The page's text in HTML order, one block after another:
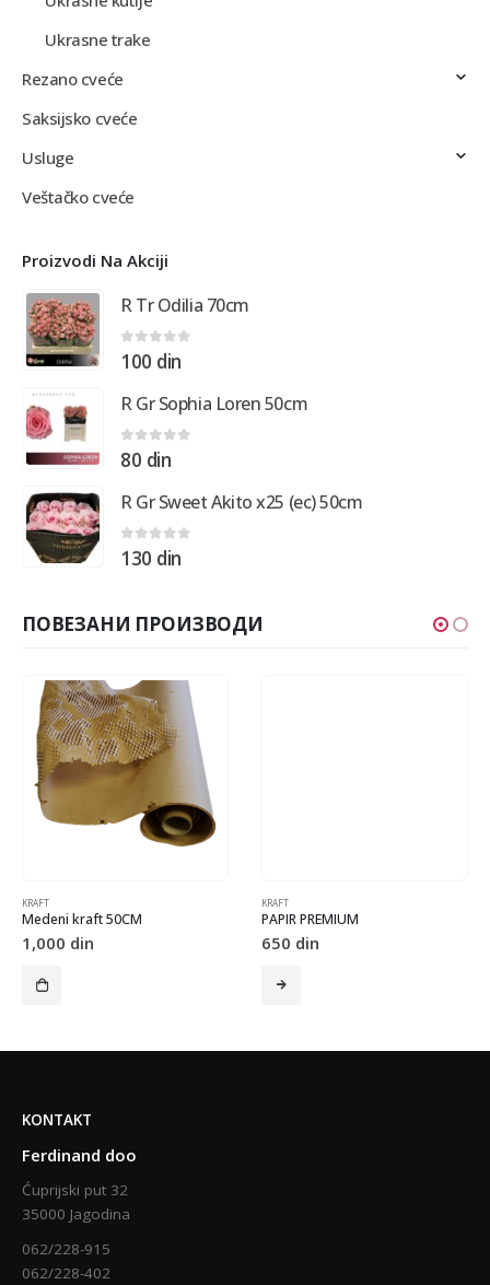
Ukrasne trake
Rezano cveće
Saksijsko cveće
Usluge
Veštačko cveće
Proizvodi Na Akciji
R Tr Odilia 70cm
0 out of 5
100 din
R Gr Sophia Loren 50cm
0out of 5
80 din
R Gr Sweet Akito x25 (ec) 50cm
0 out of 5
130 din
ПОВЕЗАНИ ПРОИЗВОДИ
KRAFT
Medeni kraft 50CM
1,000 din
KRAFT
PAPIR PREMIUM
650 din
KONTAKT
Ferdinand doo
Ćuprijski put 32
35000 Jagodina
062/228-915
062/228-402